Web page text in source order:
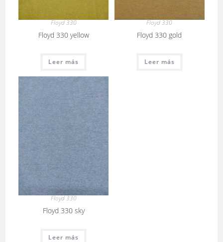
Floyd 330
Floyd 330 yellow
Leer más
Floyd 330
Floyd 330 gold
Leer más
Floyd 330
Floyd 330 sky
Leer más